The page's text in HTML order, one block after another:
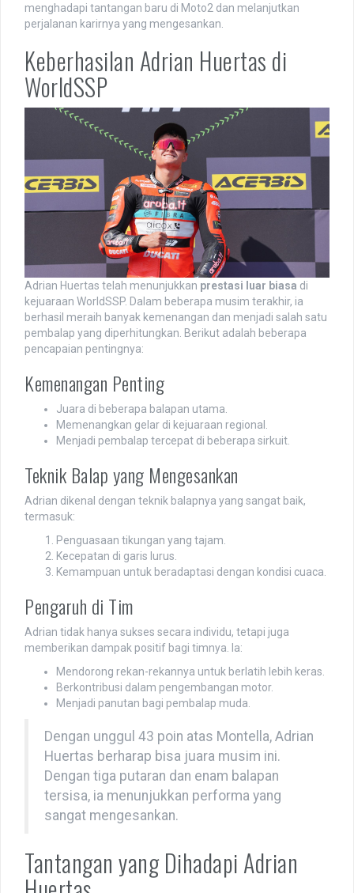
menghadapi tantangan baru di Moto2 dan melanjutkan
perjalanan karirnya yang mengesankan.
Keberhasilan Adrian Huertas di
WorldSSP
Adrian Huertas telah menunjukkan prestasi luar biasa di
kejuaraan WorldSSP. Dalam beberapa musim terakhir, ia
berhasil meraih banyak kemenangan dan menjadi salah satu
pembalap yang diperhitungkan. Berikut adalah beberapa
pencapaian pentingnya:
Kemenangan Penting
Juara di beberapa balapan utama.
Memenangkan gelar di kejuaraan regional.
Menjadi pembalap tercepat di beberapa sirkuit.
Teknik Balap yang Mengesankan
Adrian dikenal dengan teknik balapnya yang sangat baik,
termasuk:
Penguasaan tikungan yang tajam.
Kecepatan di garis lurus.
Kemampuan untuk beradaptasi dengan kondisi cuaca.
Pengaruh di Tim
Adrian tidak hanya sukses secara individu, tetapi juga
memberikan dampak positif bagi timnya. Ia:
Mendorong rekan-rekannya untuk berlatih lebih keras.
Berkontribusi dalam pengembangan motor.
Menjadi panutan bagi pembalap muda.
Dengan unggul 43 poin atas Montella, Adrian
Huertas berharap bisa juara musim ini.
Dengan tiga putaran dan enam balapan
tersisa, ia menunjukkan performa yang
sangat mengesankan.
Tantangan yang Dihadapi Adrian